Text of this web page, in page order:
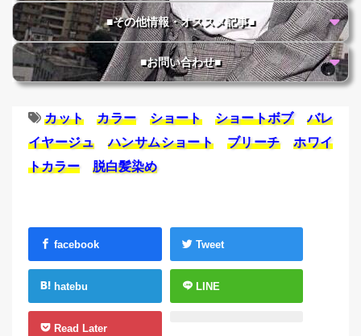
■その他情報・オススメ記事■
■お問い合わせ■
カット カラー ショート ショートボブ
バレ
イヤージュ
ハンサムショート ブリーチ
ホワイ
トカラー
脱白髪染め
facebook Tweet
hatebu LINE
Read Later